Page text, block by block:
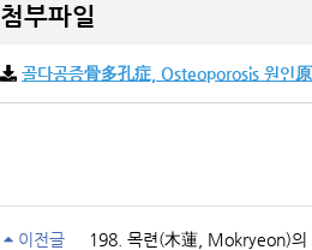
첨부파일
골다공증骨多孔症, Osteoporosis 원인
이전글 198. 목련(木蓮, Mokryeon)